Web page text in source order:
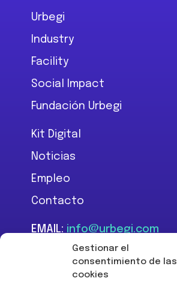
Gestionar el
consentimiento de las
cookies
Urbegi
Industry
Facility
Social Impact
Fundación Urbegi
Kit Digital
Noticias
Empleo
Contacto
EMAIL: info@urbegi.com
+34 946 801 934